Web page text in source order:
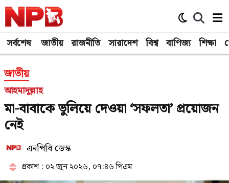
সর্বশেষ জাতীয় রাজনীতি সারাদেশ বিশ্ব বাণিজ্য শিক্ষা
জাতীয়
আহমাদুল্লাহ
মা-বাবাকে ভুলিয়ে দেওয়া ‘সফলতা’ প্রয়োজন
নেই
এনপিবি ডেস্ক
প্রকাশ : ০২ জুন ২০২৬, ০৭:৪৬ পিএম